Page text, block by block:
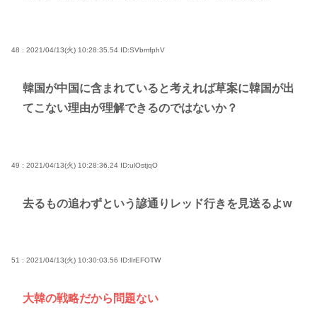
48 : 2021/04/13(火) 10:28:35.54 ID:SVbmfphV
韓国が中国に含まれていると考えれば草案に韓国が出
てこない理由が理解できるのではないか？
49 : 2021/04/13(火) 10:28:36.24 ID:ulOstjqO
去るもの追わずという諺通りレッド行きを見送るよw
51 : 2021/04/13(火) 10:30:03.56 ID:lIrEFOTW
大韓の戦略だから問題ない